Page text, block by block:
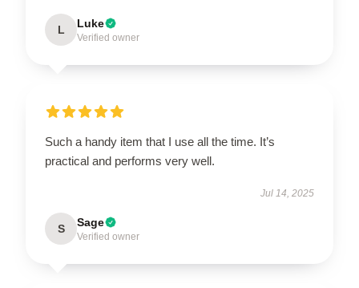
L Luke
Verified owner
Such a handy item that I use all the time. It’s
practical and performs very well.
Jul 14, 2025
S Sage
Verified owner